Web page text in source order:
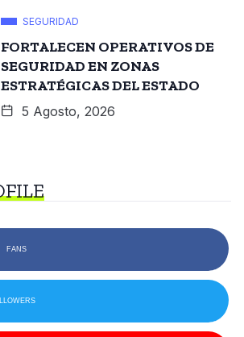
SEGURIDAD
FORTALECEN OPERATIVOS DE
SEGURIDAD EN ZONAS
ESTRATÉGICAS DEL ESTADO
5 Agosto, 2026
FANS